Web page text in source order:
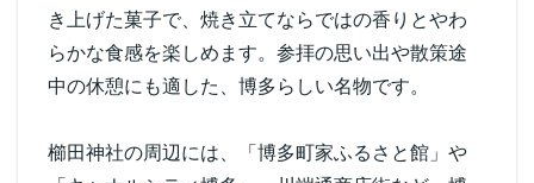
き上げた菓子で、焼き立てならではの香りとやわ
らかな食感を楽しめます。参拝の思い出や散策途
中の休憩にも適した、博多らしい名物です。
櫛田神社の周辺には、「博多町家ふるさと館」や